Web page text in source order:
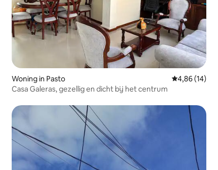
Woning in Pasto Gemiddelde
4,86 (14)
Casa Galeras, gezellig en dicht bij het centrum